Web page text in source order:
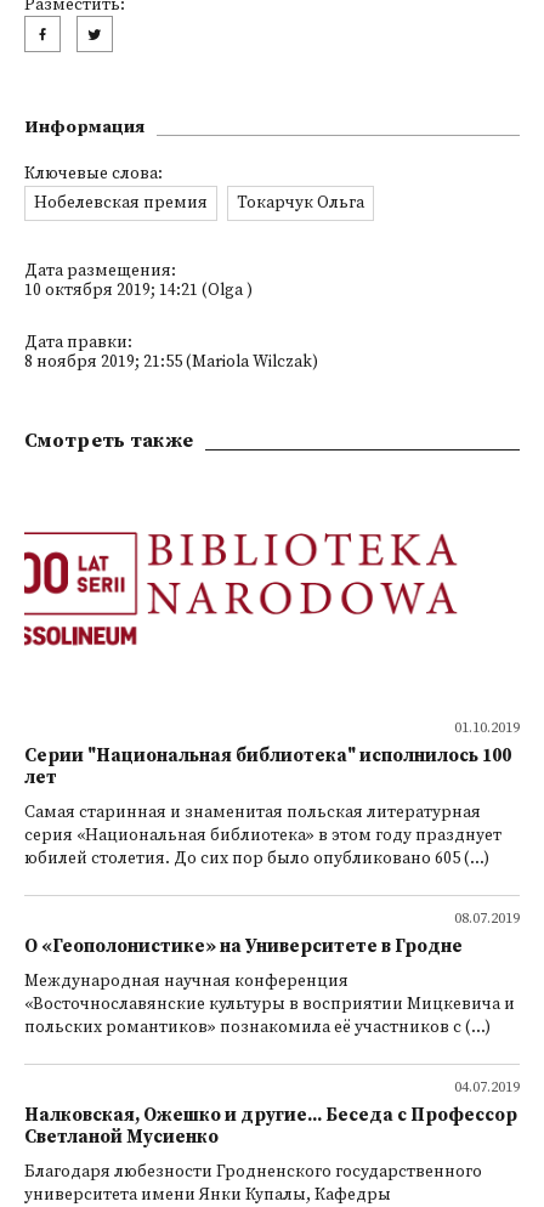
Разместить:
Информация
Ключевые слова:
Нобелевская премия
Токарчук Ольга
Дата размещения:
10 октября 2019; 14:21 (Olga )
Дата правки:
8 ноября 2019; 21:55 (Mariola Wilczak)
Смотреть также
01.10.2019
Серии "Национальная библиотека" исполнилось 100
лет
Самая старинная и знаменитая польская литературная
серия «Национальная библиотека» в этом году празднует
юбилей столетия. До сих пор было опубликовано 605 (...)
08.07.2019
О «Геополонистике» на Университете в Гродне
Международная научная конференция
«Восточнославянские культуры в восприятии Мицкевича и
польских романтиков» познакомила её участников с (...)
04.07.2019
Налковская, Ожешко и другие... Беседа с Профессор
Светланой Мусиенко
Благодаря любезности Гродненского государственного
университета имени Янки Купалы, Кафедры